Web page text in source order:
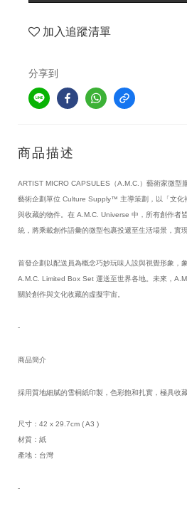
加入追蹤清單
分享到
商品描述
ARTIST MICRO CAPSULES（A.M.C.）藝術家微型
藝術企劃單位 Culture Supply™ 主導策劃，以「文化
與收藏的物件。在 A.M.C. Universe 中，所有創作者
統，將乘載創作語彙的微型包裹投遞至生活場景，實
首發企劃以配送員為概念巧妙玩味人設與視覺形象，
A.M.C. Limited Box Set 運送至世界各地。未來，
關於創作與文化收藏的虛擬宇宙。
-
商品簡介
採用質地細膩的雪桐紙印製，色彩飽和扎實，極具收藏
尺寸：42 x 29.7cm ( A3 )
材質：紙
產地：台灣
-